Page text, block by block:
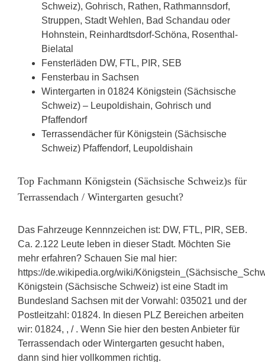
Schweiz), Gohrisch, Rathen, Rathmannsdorf,
Struppen, Stadt Wehlen, Bad Schandau oder
Hohnstein, Reinhardtsdorf-Schöna, Rosenthal-
Bielatal
Fensterläden DW, FTL, PIR, SEB
Fensterbau in Sachsen
Wintergarten in 01824 Königstein (Sächsische
Schweiz) – Leupoldishain, Gohrisch und
Pfaffendorf
Terrassendächer für Königstein (Sächsische
Schweiz) Pfaffendorf, Leupoldishain
Top Fachmann Königstein (Sächsische Schweiz)s für
Terrassendach / Wintergarten gesucht?
Das Fahrzeuge Kennnzeichen ist: DW, FTL, PIR, SEB.
Ca. 2.122 Leute leben in dieser Stadt. Möchten Sie
mehr erfahren? Schauen Sie mal hier:
https://de.wikipedia.org/wiki/
Königstein (Sächsische Schweiz) ist eine Stadt im
Bundesland Sachsen mit der Vorwahl: 035021 und der
Postleitzahl: 01824. In diesen PLZ Bereichen arbeiten
wir: 01824, , / . Wenn Sie hier den besten Anbieter für
Terrassendach oder Wintergarten gesucht haben,
dann sind hier vollkommen richtig.